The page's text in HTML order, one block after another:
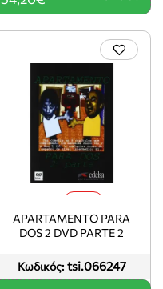
Κωδικός: tsi.066247
APARTAMENTO PARA
DOS 2 DVD PARTE 2